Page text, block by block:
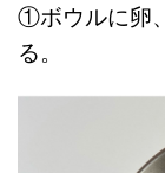
①ボウルに卵
る。